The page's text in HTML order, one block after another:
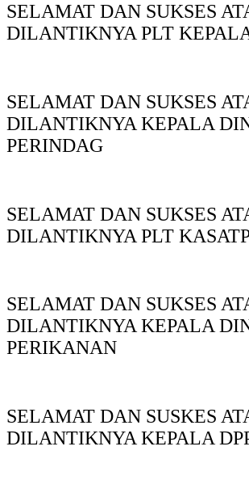
SELAMAT DAN SUKSES
DILANTIKNYA PLT
SELAMAT DAN SUKSES
DILANTIKNYA KEPALA
PERINDAG
SELAMAT DAN SUKSES
DILANTIKNYA PLT
SELAMAT DAN SUKSES
DILANTIKNYA KEPALA
PERIKANAN
SELAMAT DAN SUSKES
DILANTIKNYA KEPALA